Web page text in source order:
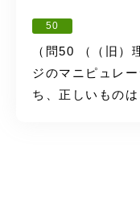
50
（問50 （（旧）
ジのマニピュレ
ち、正しいものは